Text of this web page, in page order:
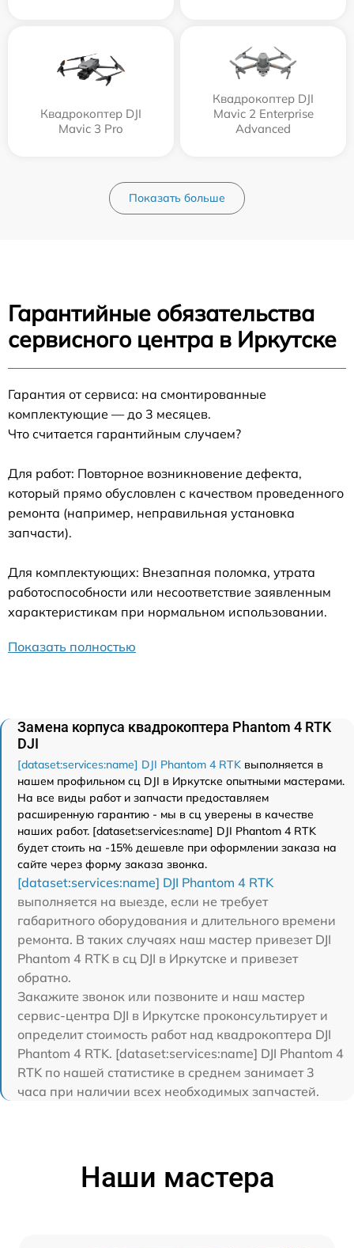
Квадрокоптер DJI
Mavic 3 Pro
Квадрокоптер DJI
Mavic 2 Enterprise
Advanced
Показать больше
Гарантийные обязательства
сервисного центра в Иркутске
Гарантия от сервиса: на смонтированные
комплектующие — до 3 месяцев.
Что считается гарантийным случаем?
Для работ: Повторное возникновение дефекта,
который прямо обусловлен с качеством проведенного
ремонта (например, неправильная установка
запчасти).
Для комплектующих: Внезапная поломка, утрата
работоспособности или несоответствие заявленным
характеристикам при нормальном использовании.
Показать полностью
Замена корпуса квадрокоптера Phantom 4 RTK
DJI
[dataset:services:name] DJI Phantom 4 RTK выполняется в
нашем профильном сц DJI в Иркутске опытными мастерами.
На все виды работ и запчасти предоставляем
расширенную гарантию - мы в сц уверены в качестве
наших работ. [dataset:services:name] DJI Phantom 4 RTK
будет стоить на -15% дешевле при оформлении заказа на
сайте через форму заказа звонка.
[dataset:services:name] DJI Phantom 4 RTK
выполняется на выезде, если не требует
габаритного оборудования и длительного времени
ремонта. В таких случаях наш мастер привезет DJI
Phantom 4 RTK в сц DJI в Иркутске и привезет
обратно.
Закажите звонок или позвоните и наш мастер
сервис-центра DJI в Иркутске проконсультирует и
определит стоимость работ над квадрокоптера DJI
Phantom 4 RTK. [dataset:services:name] DJI Phantom 4
RTK по нашей статистике в среднем занимает 3
часа при наличии всех необходимых запчастей.
Наши мастера